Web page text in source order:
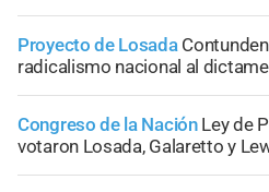
Proyecto de Losada
radicalismo nacional al
Congreso de la Nación Ley de
votaron Losada, Galaretto y